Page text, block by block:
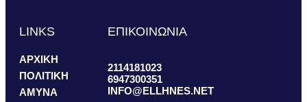
LINKS
ΑΡΧΙΚΗ
ΠΟΛΙΤΙΚΗ
ΑΜΥΝΑ
ΕΠΙΚΟΙΝΩΝΙΑ
2114181023
6947300351
INFO@ELLHNES.NET